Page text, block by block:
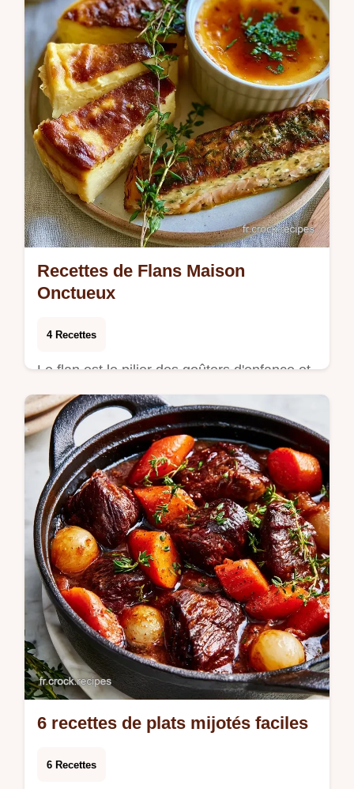
Recettes de Flans Maison
Onctueux
4 Recettes
Le flan est le pilier des goûters d'enfance et
des fins de repas simples. Sa texture
fondante et son parfum de vanille en font un
…
6 recettes de plats mijotés faciles
6 Recettes